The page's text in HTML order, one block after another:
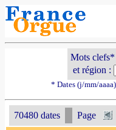
Mots clefs*
et région :
* Dates (j/mm/
70480 dates Page